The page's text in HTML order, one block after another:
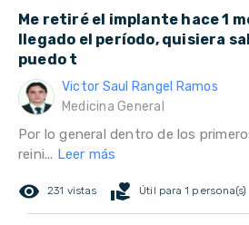
Me retiré el implante hace 1
llegado el período, quisiera
puedo t
Victor Saul Rangel Ramos
Medicina General
Por lo general dentro de los
reini... Leer más
remove_red_eye 231 vistas volunteer_activism Útil para 1 persona(s)